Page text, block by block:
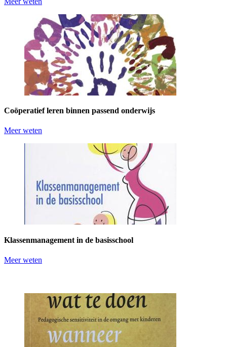
Coöperatief leren binnen passend onderwijs
Meer weten
Klassenmanagement in de basisschool
Meer weten